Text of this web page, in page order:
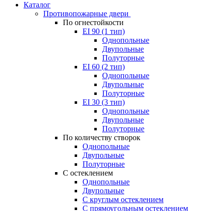
Каталог
Противопожарные двери
По огнестойкости
EI 90 (1 тип)
Однопольные
Двупольные
Полуторные
EI 60 (2 тип)
Однопольные
Двупольные
Полуторные
EI 30 (3 тип)
Однопольные
Двупольные
Полуторные
По количеству створок
Однопольные
Двупольные
Полуторные
С остеклением
Однопольные
Двупольные
С круглым остеклением
С прямоугольным остеклением